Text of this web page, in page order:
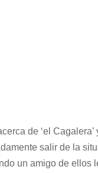
de ‘el Cagalera’
salir de la
un amigo de ellos